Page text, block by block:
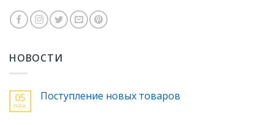
НОВОСТИ
05
nov.
Поступление новых товаров